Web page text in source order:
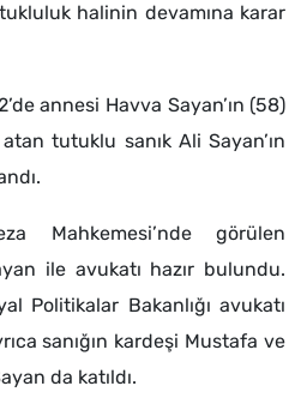
halinin devamına karar
annesi Havva Sayan’ın (58)
tutuklu sanık Ali Sayan’ın
Mahkemesi’nde görülen
ile avukatı hazır bulundu.
Politikalar Bakanlığı avukatı
sanığın kardeşi Mustafa ve
da katıldı.